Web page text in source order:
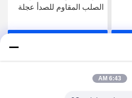
الصلب المقاوم للصدأ عجلة
للتآكل
6:43 AM